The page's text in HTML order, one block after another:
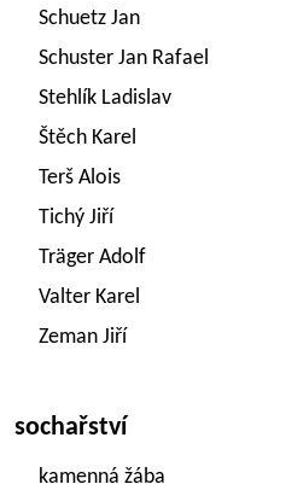
Schuetz Jan
Schuster Jan Rafael
Stehlík Ladislav
Štěch Karel
Terš Alois
Tichý Jiří
Träger Adolf
Valter Karel
Zeman Jiří
sochařství
kamenná žába